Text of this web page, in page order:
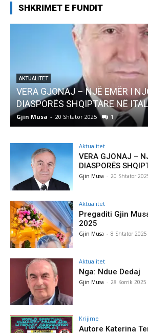
SHKRIMET E FUNDIT
AKTUALITET
VERA GJONAJ – NJË EMËR I
DIASPORËS SHQIPTARE NË
Gjin Musa - 20 Shtator 2025 1
Aktualitet
VERA GJONAJ –
DIASPORËS
Gjin Musa - 20 Shtator
Aktualitet
Pregaditi Gjin
2025
Gjin Musa - 8 Shtator 2025
Aktualitet
Nga: Ndue Dedaj
Gjin Musa - 28 Korrik 2025
Krijime
Autore Katerina